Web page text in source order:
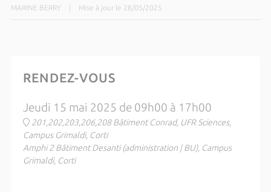
MARINE BERRY Mise à jour le 28/05/2025
RENDEZ-VOUS
Jeudi 15 mai 2025 de 09h00 à 17h00
201,202,203,206,208 Bâtiment Conrad, UFR Sciences,
Campus Grimaldi, Corti
Amphi 2 Bâtiment Desanti (administration | BU), Campus
Grimaldi, Corti